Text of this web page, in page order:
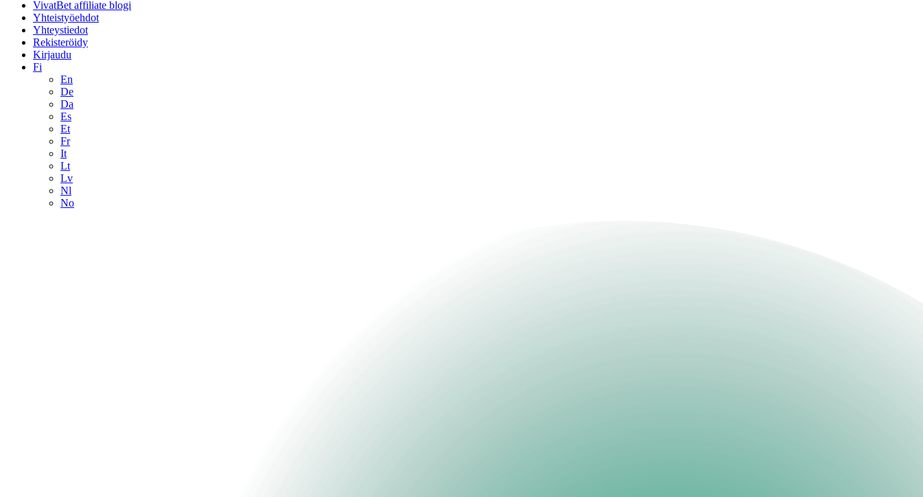
VivatBet affiliate blogi
Yhteistyöehdot
Yhteystiedot
Rekisteröidy
Kirjaudu
Fi
En
De
Da
Es
Et
Fr
It
Lt
Lv
Nl
No